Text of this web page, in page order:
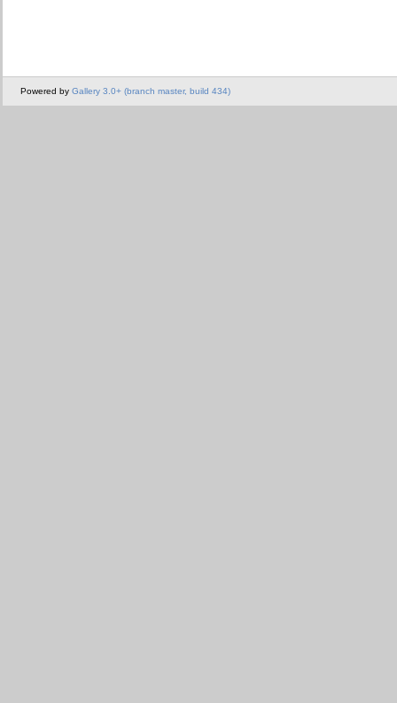
Powered by Gallery 3.0+ (branch master, build 434)